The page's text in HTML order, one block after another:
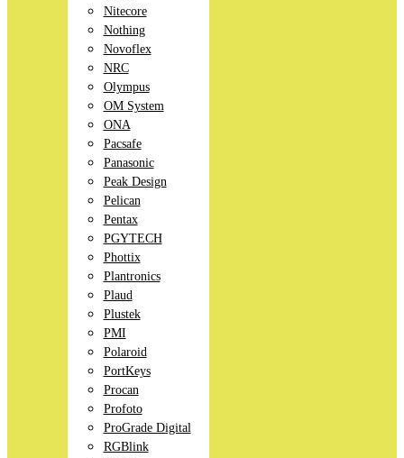
Nitecore
Nothing
Novoflex
NRC
Olympus
OM System
ONA
Pacsafe
Panasonic
Peak Design
Pelican
Pentax
PGYTECH
Phottix
Plantronics
Plaud
Plustek
PMI
Polaroid
PortKeys
Procan
Profoto
ProGrade Digital
RGBlink